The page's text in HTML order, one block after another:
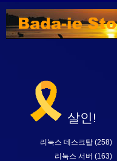
살인!
리눅스 데스크탑 (258)
리눅스 서버 (163)